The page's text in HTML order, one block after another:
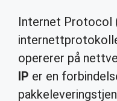
Internet Protocol
opererer på
IP er en